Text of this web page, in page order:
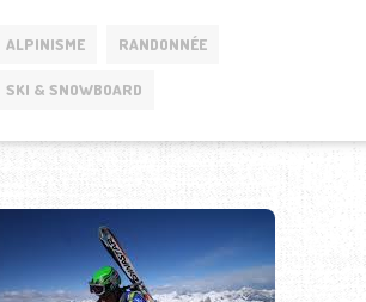
ALPINISME RANDONNÉE
SKI & SNOWBOARD